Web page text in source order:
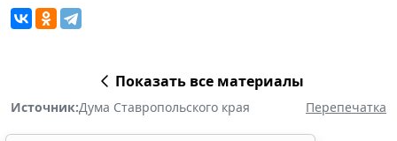
Показать все материалы
Источник:Дума Ставропольского края Перепечатка